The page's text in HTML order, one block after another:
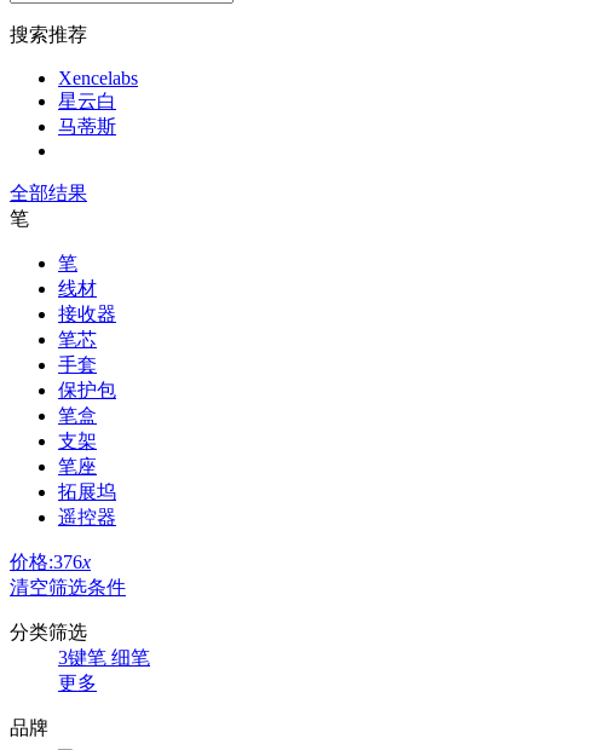
搜索推荐
Xencelabs
星云白
马蒂斯
全部结果
笔
笔
线材
接收器
笔芯
手套
保护包
笔盒
支架
笔座
拓展坞
遥控器
价格:376x
清空筛选条件
分类筛选
3键笔 细笔
更多
品牌